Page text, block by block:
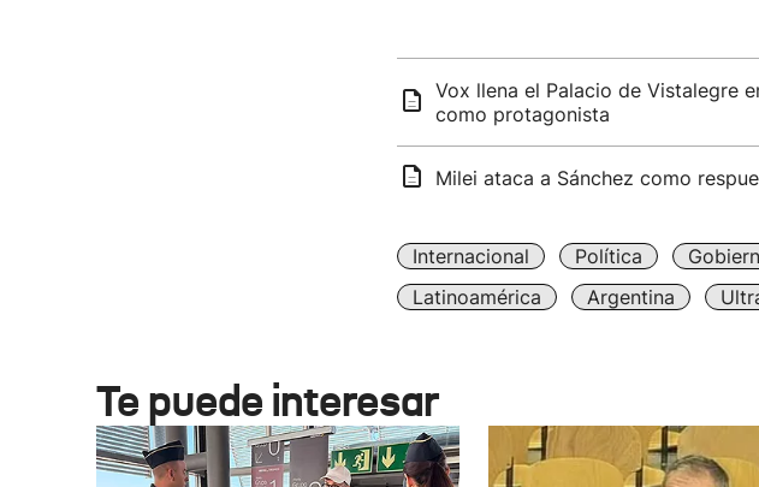
Vox llena el Palacio de Vistalegre
como protagonista
Milei ataca a Sánchez como
Internacional Política
Latinoamérica
Argentina
Te puede interesar